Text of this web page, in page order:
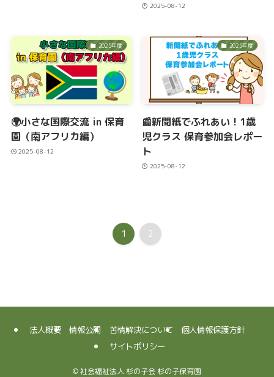
2025-08-12
2025年度
🌍小さな国際交流 in 保育
園（南アフリカ編）
2025-08-12
2025年度
📰新聞紙でふれあい！1歳
児クラス 保育参加会レポー
ト
2025-08-12
1 2
法人概要 情報公開 苦情解決について
個人情報保護方針
サイトポリシー
©社会福祉法人 杉の子会 杉の子保育園